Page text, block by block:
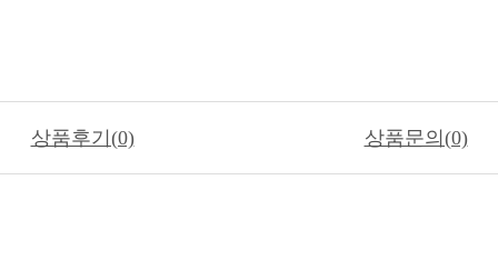
상품후기(0) 상품문의(0)